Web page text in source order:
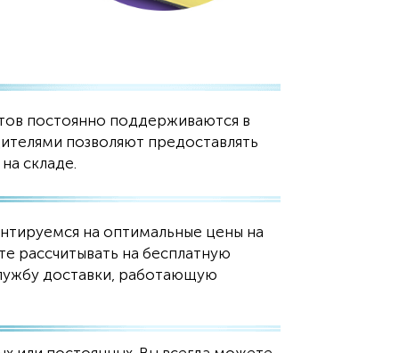
постоянно поддерживаются в
позволяют предоставлять
складе.
на оптимальные цены на
рассчитывать на бесплатную
доставки, работающую